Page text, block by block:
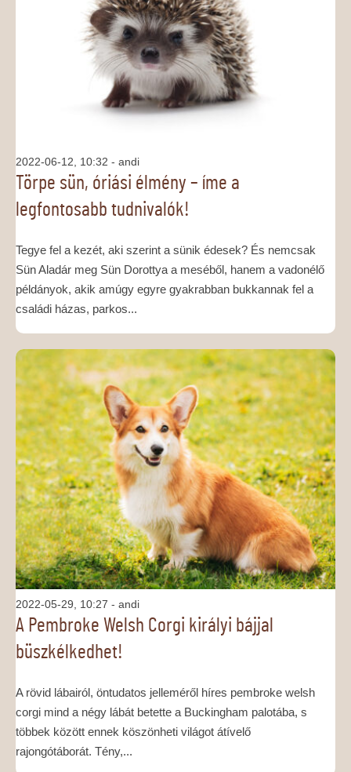
2022-06-12, 10:32 - andi
Törpe sün, óriási élmény – íme a
legfontosabb tudnivalók!
Tegye fel a kezét, aki szerint a sünik édesek? És nemcsak
Sün Aladár meg Sün Dorottya a meséből, hanem a vadonélő
példányok, akik amúgy egyre gyakrabban bukkannak fel a
családi házas, parkos...
2022-05-29, 10:27 - andi
A Pembroke Welsh Corgi királyi bájjal
büszkélkedhet!
A rövid lábairól, öntudatos jelleméről híres pembroke welsh
corgi mind a négy lábát betette a Buckingham palotába, s
többek között ennek köszönheti világot átívelő
rajongótáborát. Tény,...